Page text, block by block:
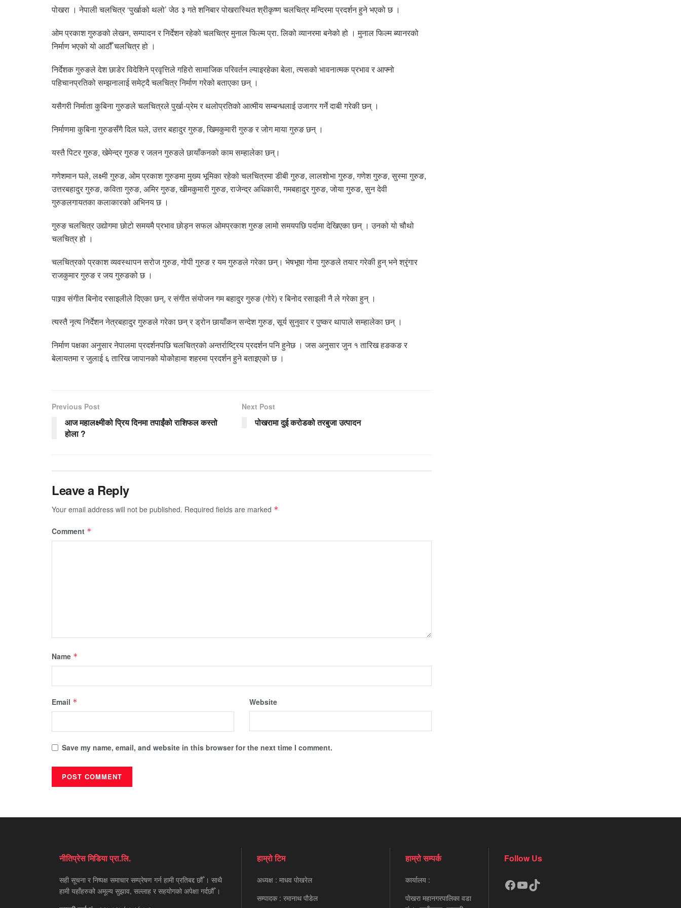
पोखरा । नेपाली चलचित्र ‘पुर्खाको थलो’ जेठ ३ गते शनिबार पोखरास्थित श्रीकृष्ण चलचित्र मन्दिरमा प्रदर्शन हुने भएको छ ।
ओम प्रकाश गुरुङको लेखन, सम्पादन र निर्देशन रहेको चलचित्र मुनाल फिल्म प्रा. लिको व्यानरमा बनेको हो । मुनाल फिल्म ब्यानरको
निर्माण भएको यो आठौँ चलचित्र हो ।
निर्देशक गुरुङले देश छाडेर विदेशिने प्रवृत्तिले गहिरो सामाजिक परिवर्तन ल्याइरहेका बेला, त्यसको भावनात्मक प्रभाव र आफ्नो
पहिचानप्रतिको सम्झनालाई समेट्दै चलचित्र निर्माण गरेको बताएका छन् ।
यसैगरी निर्माता कुबिना गुरुङले चलचित्रले पुर्खा-प्रेम र थलोप्रतिको आत्मीय सम्बन्धलाई उजागर गर्ने दाबी गरेकी छन् ।
निर्माणमा कुबिना गुरुङसँगै दिल घले, उत्तर बहादुर गुरुङ, खिमकुमारी गुरुङ र जोग माया गुरुङ छन् ।
यस्तै पिटर गुरुङ, खेमेन्द्र गुरुङ र जलन गुरुङले छायाँकनको काम सम्हालेका छन्।
गणेशमान घले, लक्ष्मी गुरुङ, ओम प्रकाश गुरुङमा मुख्य भूमिका रहेको चलचित्रमा डीबी गुरुङ, लालशोभा गुरुङ, गणेश गुरुङ, सुस्मा गुरुङ,
उत्तरबहादुर गुरुङ, कविता गुरुङ, अमिर गुरुङ, खीमकुमारी गुरुङ, राजेन्द्र अधिकारी, गमबहादुर गुरुङ, जोया गुरुङ, सुन देवी
गुरुङलगायतका कलाकारको अभिनय छ ।
गुरुङ चलचित्र उद्योगमा छोटो समयमै प्रभाव छोड्न सफल ओमप्रकाश गुरुङ लामो समयपछि पर्दामा देखिएका छन् । उनको यो चौथो
चलचित्र हो ।
चलचित्रको प्रकाश व्यवस्थापन सरोज गुरुङ, गोपी गुरुङ र यम गुरुङले गरेका छन्। भेषभूषा गोमा गुरुङले तयार गरेकी हुन् भने श्रृंगार
राजकुमार गुरुङ र जय गुरुङको छ ।
पाश्र्व संगीत बिनोद रसाइलीले दिएका छन्, र संगीत संयोजन गम बहादुर गुरुङ (गोरे) र बिनोद रसाइली नै ले गरेका हुन् ।
त्यस्तै नृत्य निर्देशन नेत्रबहादुर गुरुङले गरेका छन् र ड्रोन छायाँकन सन्देश गुरुङ, सूर्य सुनुवार र पुष्कर थापाले सम्हालेका छन् ।
निर्माण पक्षका अनुसार नेपालमा प्रदर्शनपछि चलचित्रको अन्तर्राष्ट्रिय प्रदर्शन पनि हुनेछ । जस अनुसार जुन १ तारिख हङकङ र
बेलायतमा र जुलाई ६ तारिख जापानको योकोहामा शहरमा प्रदर्शन हुने बताइएको छ ।
Previous Post
आज महालक्ष्मीको प्रिय दिनमा तपाईंको राशिफल कस्तो
होला ?
Next Post
पोखरामा दुई करोडको तरबुजा उत्पादन
Leave a Reply
Your email address will not be published. Required fields are marked *
Comment *
Name *
Email * Website
Save my name, email, and website in this browser for the next time I comment.
नीतिप्रेस मिडिया प्रा.लि.
सही सूचना र निष्पक्ष समाचार सम्प्रेषण गर्न हामी प्रतिबद्द छौँ । साथै
हामी यहाँहरुको अमूल्य सुझाव, सल्लाह र सहयोगको अपेक्षा गर्दछौँ ।
हाम्रो टिम
अध्यक्ष : माधव पाेखरेल
सम्पादक : रमानाथ पाैडेल
हाम्रो सम्पर्क
कार्यालय :
पाेखरा महानगरपालिका वडा
Follow Us
Facebook
YouTube
TikTok